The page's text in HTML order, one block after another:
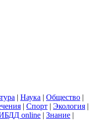
| Наука | Общество |
| Спорт | Экология |
online | Знание |